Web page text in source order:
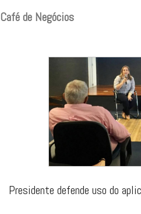
Café de Negócios
Presidente defende uso do